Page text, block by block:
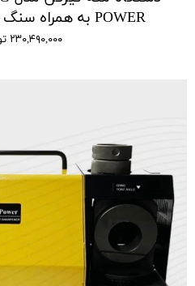
POWER به همراه سنگ و فشنگی و کلت
۲۳۰,۴۹۰,۰۰۰ تومان